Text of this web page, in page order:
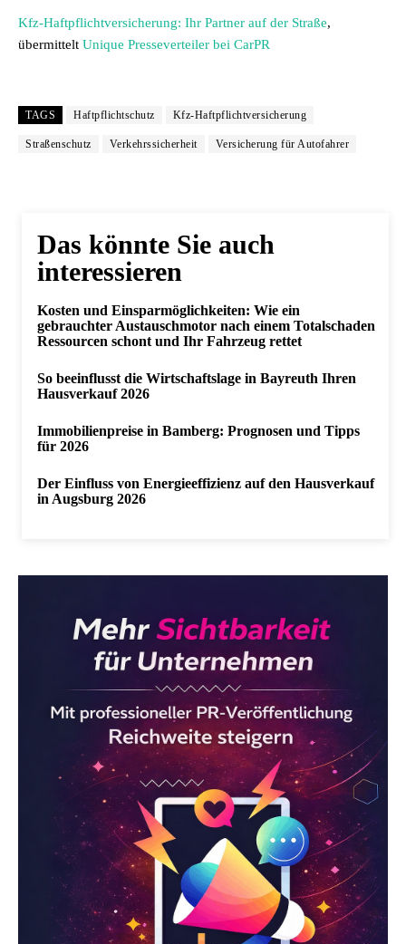
Kfz-Haftpflichtversicherung: Ihr Partner auf der Straße,
übermittelt Unique Presseverteiler bei CarPR
TAGS Haftpflichtschutz Kfz-Haftpflichtversicherung
Straßenschutz Verkehrssicherheit Versicherung für Autofahrer
Das könnte Sie auch
interessieren
Kosten und Einsparmöglichkeiten: Wie ein
gebrauchter Austauschmotor nach einem Totalschaden
Ressourcen schont und Ihr Fahrzeug rettet
So beeinflusst die Wirtschaftslage in Bayreuth Ihren
Hausverkauf 2026
Immobilienpreise in Bamberg: Prognosen und Tipps
für 2026
Der Einfluss von Energieeffizienz auf den Hausverkauf
in Augsburg 2026